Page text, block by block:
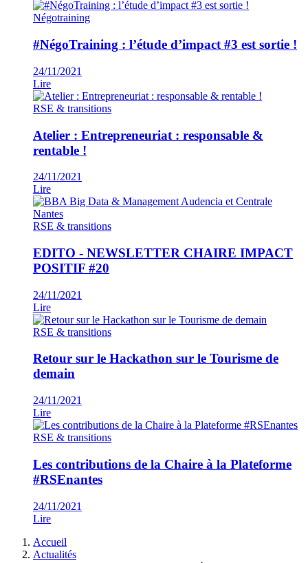
Négotraining
#NégoTraining : l’étude d’impact #3 est sortie !
24/11/2021
Lire
RSE & transitions
Atelier : Entrepreneuriat : responsable &
rentable !
24/11/2021
Lire
RSE & transitions
EDITO - NEWSLETTER CHAIRE IMPACT
POSITIF #20
24/11/2021
Lire
RSE & transitions
Retour sur le Hackathon sur le Tourisme de
demain
24/11/2021
Lire
RSE & transitions
Les contributions de la Chaire à la Plateforme
#RSEnantes
24/11/2021
Lire
d'Ariane
Accueil
Actualités